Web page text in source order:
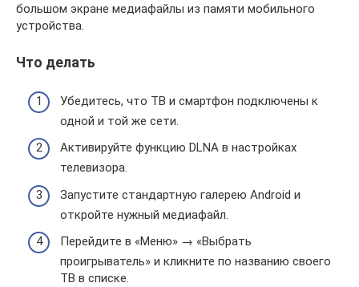
большом экране медиафайлы из памяти мобильного
устройства.
Что делать
Убедитесь, что ТВ и смартфон подключены к
одной и той же сети.
Активируйте функцию DLNA в настройках
телевизора.
Запустите стандартную галерею Android и
откройте нужный медиафайл.
Перейдите в «Меню» → «Выбрать
проигрыватель» и кликните по названию своего
ТВ в списке.